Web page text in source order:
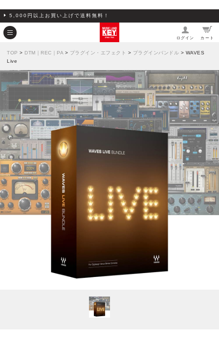
5,000円以上お買い上げで送料無料！
ログイン カート
TOP > DTM｜REC｜PA > プラグイン・エフェクト > プラグインバンドル > WAVES
Live